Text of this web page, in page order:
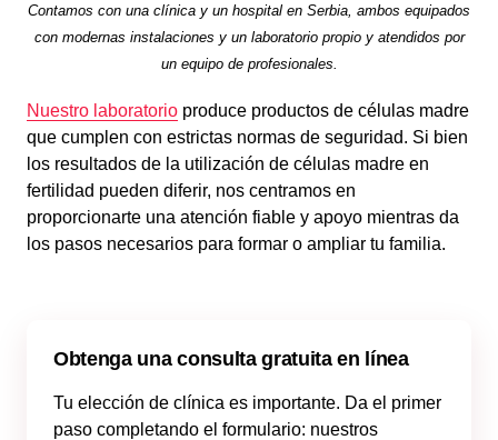
Contamos con una clínica y un hospital en Serbia, ambos equipados
con modernas instalaciones y un laboratorio propio y atendidos por
un equipo de profesionales.
Nuestro laboratorio produce productos de células madre
que cumplen con estrictas normas de seguridad. Si bien
los resultados de la utilización de células madre en
fertilidad pueden diferir, nos centramos en
proporcionarte una atención fiable y apoyo mientras da
los pasos necesarios para formar o ampliar tu familia.
Obtenga una consulta gratuita en línea
Tu elección de clínica es importante. Da el primer
paso completando el formulario: nuestros